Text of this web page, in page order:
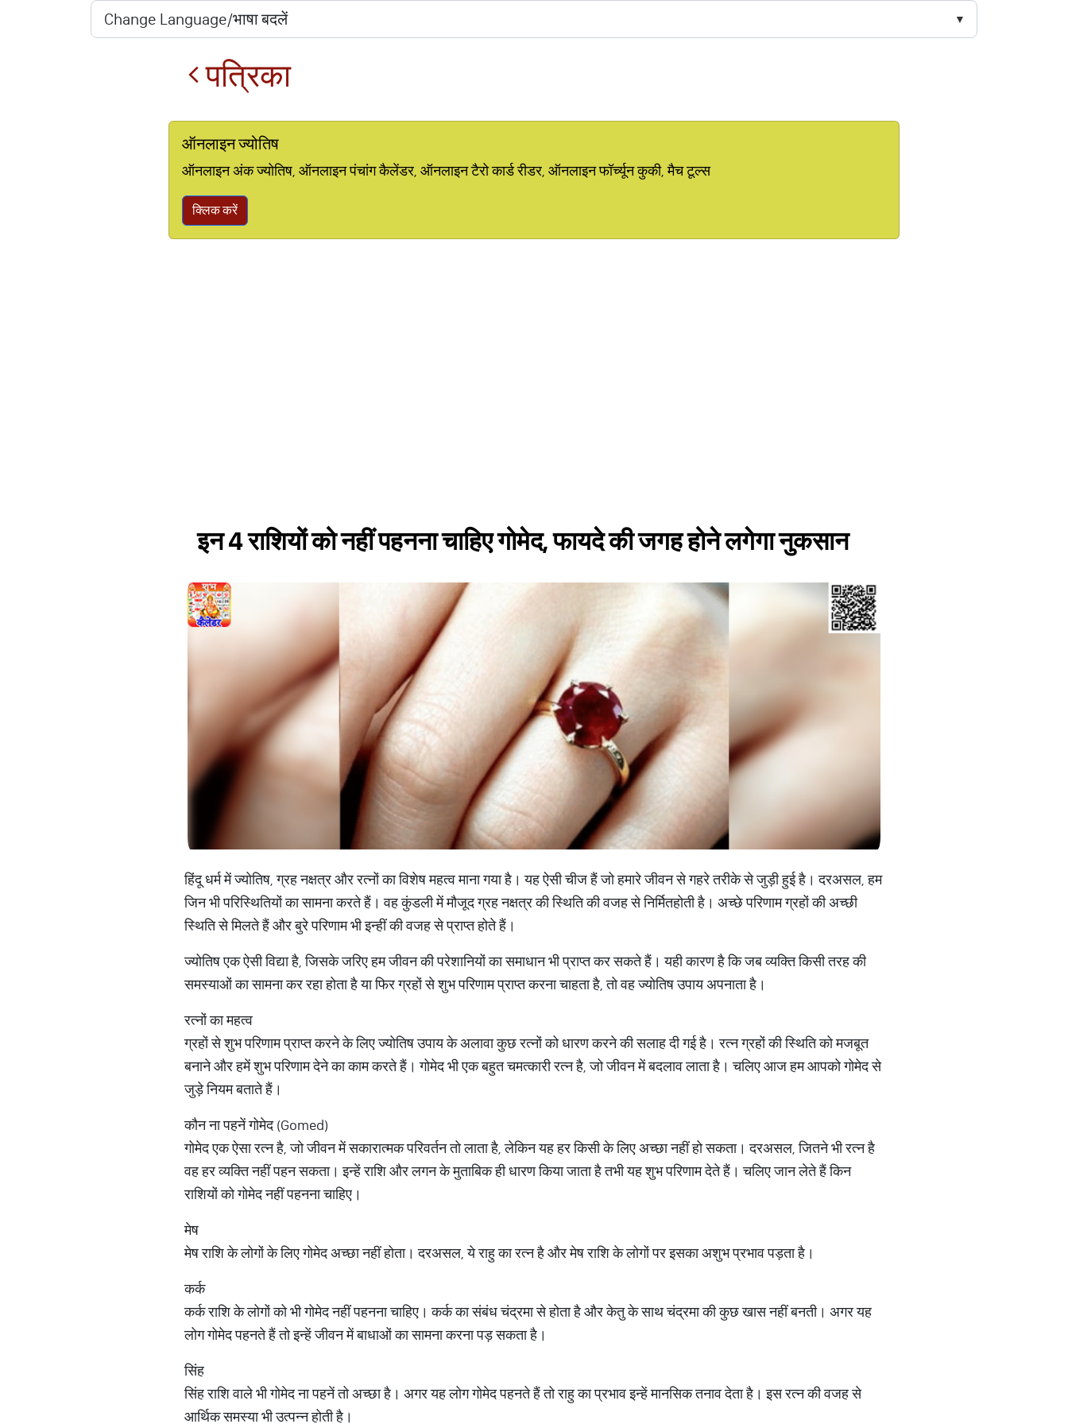
पत्रिका
ऑनलाइन ज्योतिष
ऑनलाइन अंक ज्योतिष, ऑनलाइन पंचांग कैलेंडर, ऑनलाइन टैरो कार्ड रीडर, ऑनलाइन फॉर्च्यून कुकी, मैच टूल्स
क्लिक करें
इन 4 राशियों को नहीं पहनना चाहिए गोमेद, फायदे की जगह होने लगेगा नुकसान
हिंदू धर्म में ज्योतिष, ग्रह नक्षत्र और रत्नों का विशेष महत्व माना गया है। यह ऐसी चीज हैं जो हमारे जीवन से गहरे तरीके से जुड़ी हुई है। दरअसल, हम
जिन भी परिस्थितियों का सामना करते हैं। वह कुंडली में मौजूद ग्रह नक्षत्र की स्थिति की वजह से निर्मितहोती है। अच्छे परिणाम ग्रहों की अच्छी
स्थिति से मिलते हैं और बुरे परिणाम भी इन्हीं की वजह से प्राप्त होते हैं।
ज्योतिष एक ऐसी विद्या है, जिसके जरिए हम जीवन की परेशानियों का समाधान भी प्राप्त कर सकते हैं। यही कारण है कि जब व्यक्ति किसी तरह की
समस्याओं का सामना कर रहा होता है या फिर ग्रहों से शुभ परिणाम प्राप्त करना चाहता है, तो वह ज्योतिष उपाय अपनाता है।
रत्नों का महत्व
ग्रहों से शुभ परिणाम प्राप्त करने के लिए ज्योतिष उपाय के अलावा कुछ रत्नों को धारण करने की सलाह दी गई है। रत्न ग्रहों की स्थिति को मजबूत
बनाने और हमें शुभ परिणाम देने का काम करते हैं। गोमेद भी एक बहुत चमत्कारी रत्न है, जो जीवन में बदलाव लाता है। चलिए आज हम आपको गोमेद से
जुड़े नियम बताते हैं।
कौन ना पहनें गोमेद (Gomed)
गोमेद एक ऐसा रत्न है, जो जीवन में सकारात्मक परिवर्तन तो लाता है, लेकिन यह हर किसी के लिए अच्छा नहीं हो सकता। दरअसल, जितने भी रत्न है
वह हर व्यक्ति नहीं पहन सकता। इन्हें राशि और लगन के मुताबिक ही धारण किया जाता है तभी यह शुभ परिणाम देते हैं। चलिए जान लेते हैं किन
राशियों को गोमेद नहीं पहनना चाहिए।
मेष
मेष राशि के लोगों के लिए गोमेद अच्छा नहीं होता। दरअसल, ये राहु का रत्न है और मेष राशि के लोगों पर इसका अशुभ प्रभाव पड़ता है।
कर्क
कर्क राशि के लोगों को भी गोमेद नहीं पहनना चाहिए। कर्क का संबंध चंद्रमा से होता है और केतु के साथ चंद्रमा की कुछ खास नहीं बनती। अगर यह
लोग गोमेद पहनते हैं तो इन्हें जीवन में बाधाओं का सामना करना पड़ सकता है।
सिंह
सिंह राशि वाले भी गोमेद ना पहनें तो अच्छा है। अगर यह लोग गोमेद पहनते हैं तो राहु का प्रभाव इन्हें मानसिक तनाव देता है। इस रत्न की वजह से
आर्थिक समस्या भी उत्पन्न होती है।